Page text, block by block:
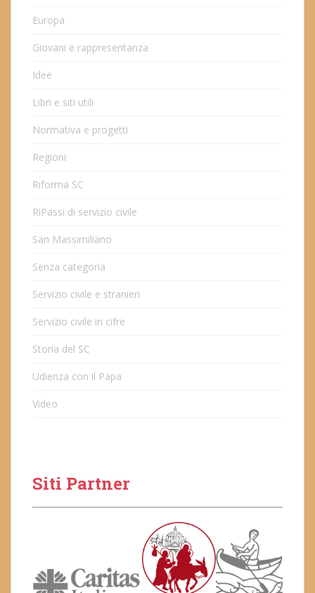
Europa
Giovani e rappresentanza
Idee
Libri e siti utili
Normativa e progetti
Regioni
Riforma SC
RiPassi di servizio civile
San Massimiliano
Senza categoria
Servizio civile e stranieri
Servizio civile in cifre
Storia del SC
Udienza con il Papa
Video
Siti Partner